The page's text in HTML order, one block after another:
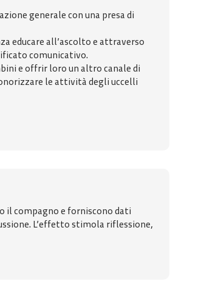
generale con una presa di
educare all’ascolto e attraverso
comunicativo.
e offrir loro un altro canale di
le attività degli uccelli
il compagno e forniscono dati
L’effetto stimola riflessione,